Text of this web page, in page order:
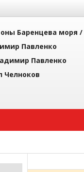
Баренцева моря /
Павленко
Павленко
Челноков